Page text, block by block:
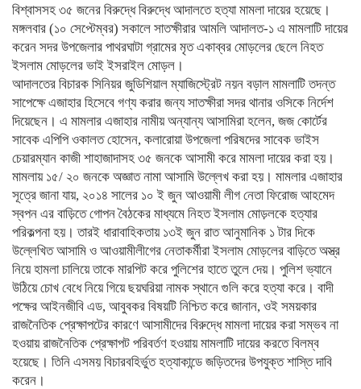
বিশ্বাসসহ ৩৫ জনের বিরুদ্ধে বিরুদ্ধে আদালতে হত্যা মামলা দায়ের হয়েছে।
মঙ্গলবার (১০ সেপ্টেম্বর) সকালে সাতক্ষীরার আমলি আদালত-১ এ মামলাটি দায়ের
করেন সদর উপজেলার পাথরঘাটা গ্রামের মৃত একাব্বর মোড়লের ছেলে নিহত
ইসলাম মোড়লের ভাই ইসরাইল মোড়ল।
আদালতের বিচারক সিনিয়র জুডিশিয়াল ম্যাজিস্ট্রেট নয়ন বড়াল মামলাটি তদন্ত
সাপেক্ষে এজাহার হিসেবে গণ্য করার জন্য সাতক্ষীরা সদর থানার ওসিকে নির্দেশ
দিয়েছেন। এ মামলার এজাহার নামীয় অন্যান্য আসামিরা হলেন, জজ কোর্টের
সাবেক এপিপি ওকালত হোসেন, কলারোয়া উপজেলা পরিষদের সাবেক ভাইস
চেয়ারম্যান কাজী শাহাজাদাসহ ৩৫ জনকে আসামী করে মামলা দায়ের করা হয়।
মামলায় ১৫/ ২০ জনকে অজ্ঞাত নামা আসামি উল্লেখ করা হয়। মামলার এজাহার
সূত্রে জানা যায়, ২০১৪ সালের ১০ ই জুন আওয়ামী লীগ নেতা ফিরোজ আহমেদ
স্বপন এর বাড়িতে গোপন বৈঠকের মাধ্যমে নিহত ইসলাম মোড়লকে হত্যার
পরিকল্পনা হয়। তারই ধারাবাহিকতায় ১৩ই জুন রাত আনুমানিক ১ টার দিকে
উল্লেখিত আসামি ও আওয়ামীলীগের নেতাকর্মীরা ইসলাম মোড়লের বাড়িতে অস্ত্র
নিয়ে হামলা চালিয়ে তাকে মারপিট করে পুলিশের হাতে তুলে দেয়। পুলিশ ভ্যানে
উঠিয়ে চোখ বেধে নিয়ে গিয়ে ছয়ঘরিয়া নামক স্থানে গুলি করে হত্যা করে। বাদী
পক্ষের আইনজীবি এড, আবুবকর বিষয়টি নিশ্চিত করে জানান, ওই সময়কার
রাজনৈতিক প্রেক্ষাপটের কারণে আসামীদের বিরুদ্ধে মামলা দায়ের করা সম্ভব না
হওয়ায় রাজনৈতিক প্রেক্ষাপট পরিবর্তণ হওয়ায় মামলাটি দায়ের করতে বিলম্ব
হয়েছে। তিনি এসময় বিচারবহির্ভুত হত্যাকান্ডে জড়িতদের উপযুক্ত শাস্তি দাবি
করেন।